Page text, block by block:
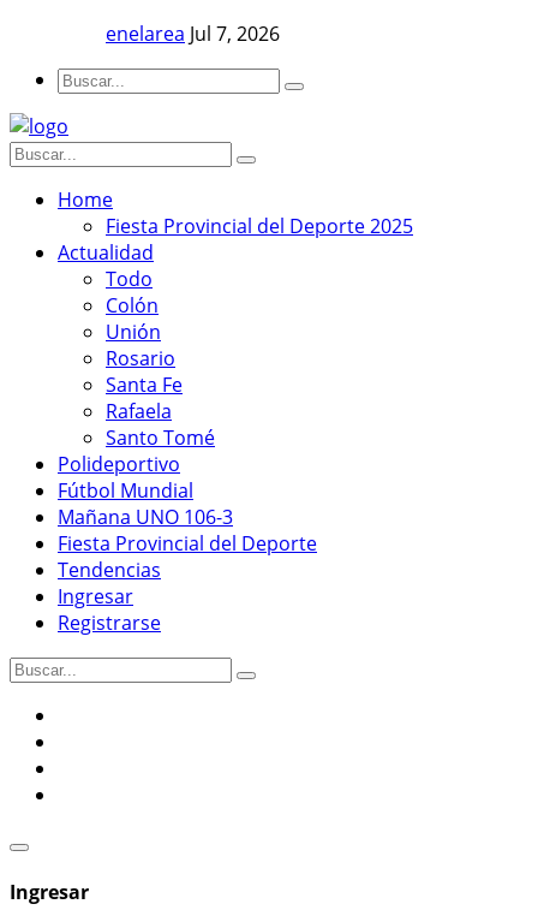
enelarea Jul 7, 2026
Home
Fiesta Provincial del Deporte 2025
Actualidad
Todo
Colón
Unión
Rosario
Santa Fe
Rafaela
Santo Tomé
Polideportivo
Fútbol Mundial
Mañana UNO 106-3
Fiesta Provincial del Deporte
Tendencias
Ingresar
Registrarse
Ingresar